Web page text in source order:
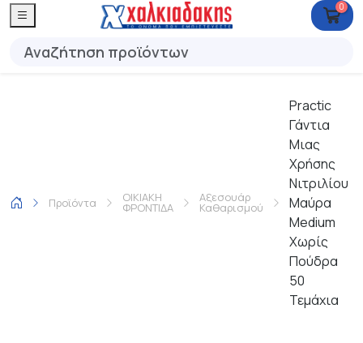
0
Προϊόντα ΟΙΚΙΑΚΗ
ΦΡΟΝΤΙΔΑ
Αξεσουάρ
Καθαρισμού
Practic
Γάντια
Μιας
Χρήσης
Νιτριλίου
Μαύρα
Medium
Χωρίς
Πούδρα
50
Τεμάχια